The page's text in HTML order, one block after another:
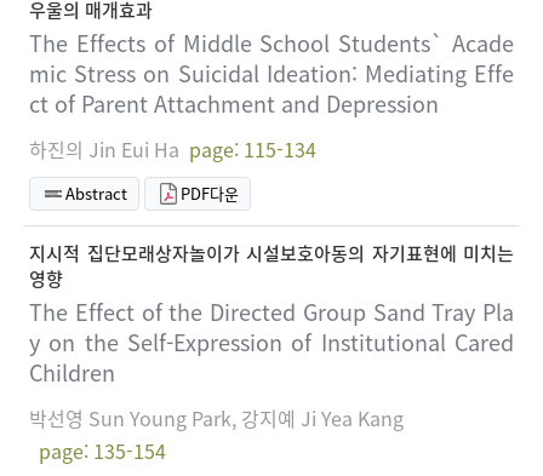
우울의 매개효과
The Effects of Middle School Students` Acade
mic Stress on Suicidal Ideation: Mediating Effe
ct of Parent Attachment and Depression
하진의 Jin Eui Ha page: 115-134
Abstract PDF다운
지시적 집단모래상자놀이가 시설보호아동의 자기표현에 미치는
영향
The Effect of the Directed Group Sand Tray Pla
y on the Self-Expression of Institutional Cared
Children
박선영 Sun Young Park, 강지예 Ji Yea Kang
page: 135-154